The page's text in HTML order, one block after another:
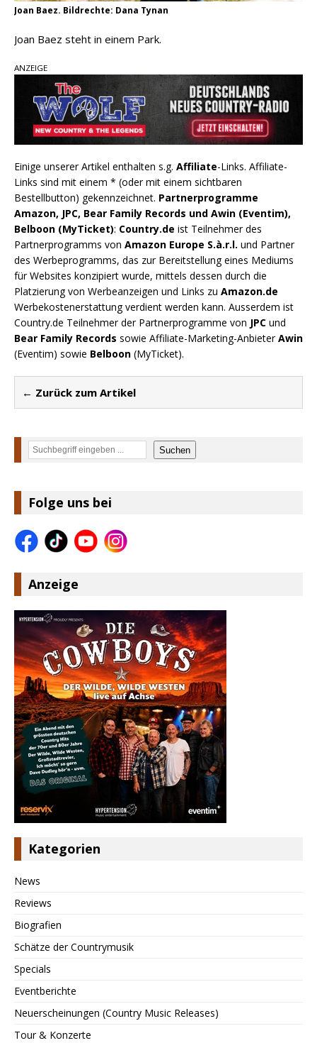
Joan Baez. Bildrechte: Dana Tynan
Joan Baez steht in einem Park.
ANZEIGE
Einige unserer Artikel enthalten s.g. Affiliate-Links. Affiliate-
Links sind mit einem * (oder mit einem sichtbaren
Bestellbutton) gekennzeichnet. Partnerprogramme
Amazon, JPC, Bear Family Records und Awin (Eventim),
Belboon (MyTicket): Country.de ist Teilnehmer des
Partnerprogramms von Amazon Europe S.à.r.l. und Partner
des Werbeprogramms, das zur Bereitstellung eines Mediums
für Websites konzipiert wurde, mittels dessen durch die
Platzierung von Werbeanzeigen und Links zu Amazon.de
Werbekostenerstattung verdient werden kann. Ausserdem ist
Country.de Teilnehmer der Partnerprogramme von JPC und
Bear Family Records sowie Affiliate-Marketing-AnbieterAwin
(Eventim) sowie Belboon (MyTicket).
← Zurück zum Artikel
Suchen Suchen
Folge uns bei
Anzeige
Kategorien
News
Reviews
Biografien
Schätze der Countrymusik
Specials
Eventberichte
Neuerscheinungen (Country Music Releases)
Tour & Konzerte